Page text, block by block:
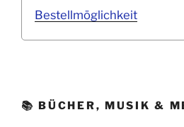
Bestellmöglichkeit
📚 BÜCHER, MUSIK &